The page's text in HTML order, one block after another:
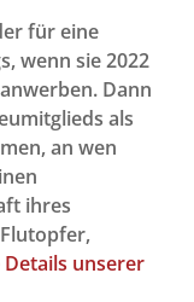
für eine
wenn sie2022
Dann
als
an wen
ihres
Details unserer